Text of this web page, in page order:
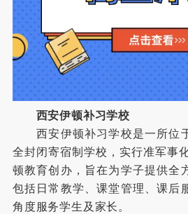
西安伊顿补习学校
西安伊顿补习学校是一所位
全封闭寄宿制学校，实行准军事
顿教育创办，旨在为学子提供全
包括日常教学、课堂管理、课后
角度服务学生及家长。